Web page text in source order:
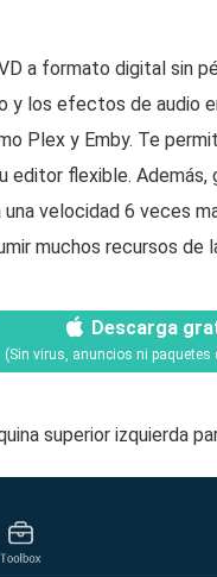
a formato digital sin
los efectos de audio
Plex y Emby. Te
flexible. Además,
velocidad 6 veces
muchos recursos de
Descarga
(Sin virus, anuncios ni paquetes
superior izquierda